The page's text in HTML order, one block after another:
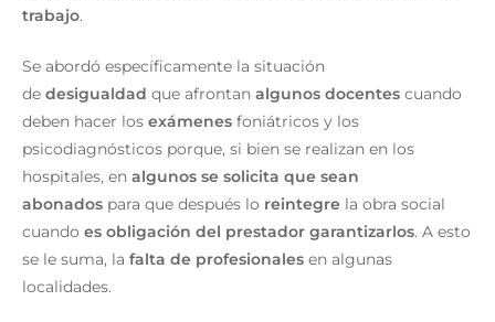
trabajo.
Se abordó específicamente la situación
de desigualdad que afrontan algunos docentes cuando
deben hacer los exámenes foniátricos y los
psicodiagnósticos porque, si bien se realizan en los
hospitales, en algunos se solicita que sean
abonados para que después lo reintegre la obra social
cuando es obligación del prestador garantizarlos. A esto
se le suma, la falta de profesionales en algunas
localidades.